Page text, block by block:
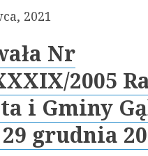
2021
Nr
2005
i Gminy
grudnia